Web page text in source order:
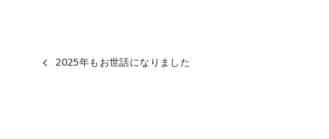
2025年もお世話になりました